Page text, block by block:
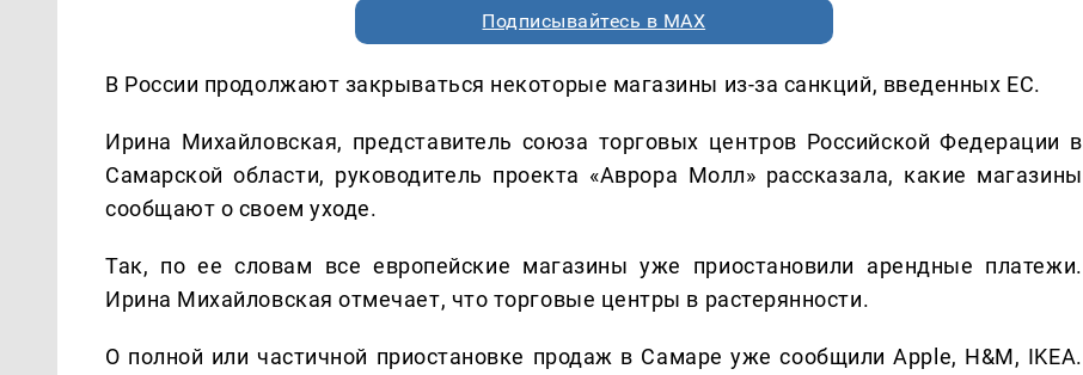
Подписывайтесь в MAX
В России продолжают закрываться некоторые магазины из-за санкций, введенных ЕС.
Ирина Михайловская, представитель союза торговых центров Российской Федерации в
Самарской области, руководитель проекта «Аврора Молл» рассказала, какие магазины
сообщают о своем уходе.
Так, по ее словам все европейские магазины уже приостановили арендные платежи.
Ирина Михайловская отмечает, что торговые центры в растерянности.
О полной или частичной приостановке продаж в Самаре уже сообщили Apple, H&M, IKEA.